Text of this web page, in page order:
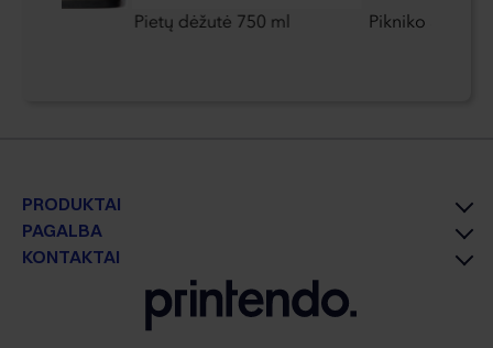
Pietų dėžutė 750 ml Pikniko
PRODUKTAI
PAGALBA
KONTAKTAI